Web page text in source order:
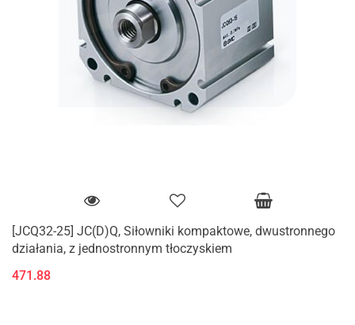
[JCQ32-25] JC(D)Q, Siłowniki kompaktowe, dwustronnego
działania, z jednostronnym tłoczyskiem
471.88